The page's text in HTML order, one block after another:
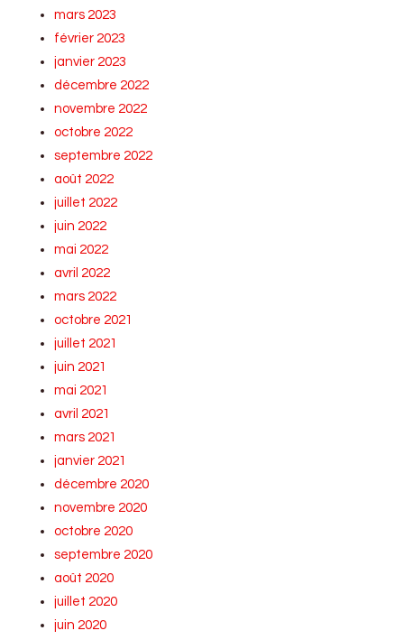
mars 2023
février 2023
janvier 2023
décembre 2022
novembre 2022
octobre 2022
septembre 2022
août 2022
juillet 2022
juin 2022
mai 2022
avril 2022
mars 2022
octobre 2021
juillet 2021
juin 2021
mai 2021
avril 2021
mars 2021
janvier 2021
décembre 2020
novembre 2020
octobre 2020
septembre 2020
août 2020
juillet 2020
juin 2020